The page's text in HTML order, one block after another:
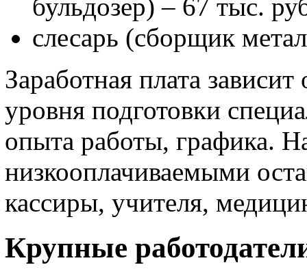
бульдозер) – 67 тыс.
слесарь (сборщик
Заработная плата
уровня подготовки
опыта работы, графика.
низкооплачиваемыми
кассиры, учителя,
Крупные